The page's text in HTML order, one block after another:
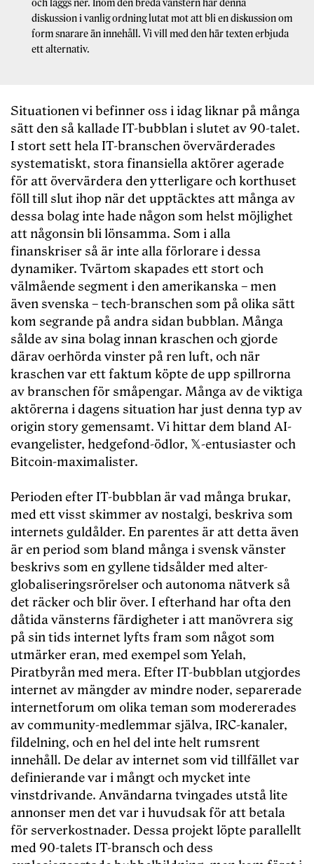
och läggs ner. Inom den breda vänstern har denna
diskussion i vanlig ordning lutat mot att bli en diskussion om
form snarare än innehåll. Vi vill med den här texten erbjuda
ett alternativ.
Situationen vi befinner oss i idag liknar på många
sätt den så kallade IT-bubblan i slutet av 90-talet.
I stort sett hela IT-branschen övervärderades
systematiskt, stora finansiella aktörer agerade
för att övervärdera den ytterligare och korthuset
föll till slut ihop när det upptäcktes att många av
dessa bolag inte hade någon som helst möjlighet
att någonsin bli lönsamma. Som i alla
finanskriser så är inte alla förlorare i dessa
dynamiker. Tvärtom skapades ett stort och
välmående segment i den amerikanska – men
även svenska – tech-branschen som på olika sätt
kom segrande på andra sidan bubblan. Många
sålde av sina bolag innan kraschen och gjorde
därav oerhörda vinster på ren luft, och när
kraschen var ett faktum köpte de upp spillrorna
av branschen för småpengar. Många av de viktiga
aktörerna i dagens situation har just denna typ av
origin story gemensamt. Vi hittar dem bland AI-
evangelister, hedgefond-ödlor, 𝕏-entusiaster och
Bitcoin-maximalister.
Perioden efter IT-bubblan är vad många brukar,
med ett visst skimmer av nostalgi, beskriva som
internets guldålder. En parentes är att detta även
är en period som bland många i svensk vänster
beskrivs som en gyllene tidsålder med alter-
globaliseringsrörelser och autonoma nätverk så
det räcker och blir över. I efterhand har ofta den
dåtida vänsterns färdigheter i att manövrera sig
på sin tids internet lyfts fram som något som
utmärker eran, med exempel som Yelah,
Piratbyrån med mera. Efter IT-bubblan utgjordes
internet av mängder av mindre noder, separerade
internetforum om olika teman som modererades
av community-medlemmar själva, IRC-kanaler,
fildelning, och en hel del inte helt rumsrent
innehåll. De delar av internet som vid tillfället var
definierande var i mångt och mycket inte
vinstdrivande. Användarna tvingades utstå lite
annonser men det var i huvudsak för att betala
för serverkostnader. Dessa projekt löpte parallellt
med 90-talets IT-bransch och dess